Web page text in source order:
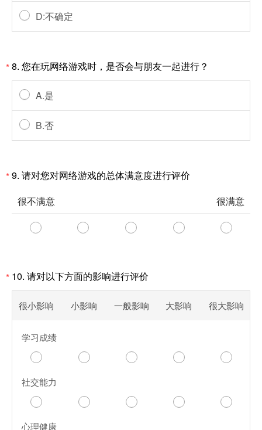
D:不确定
*8. 您在玩网络游戏时，是否会与朋友一起进行？
A.是
B.否
*9. 请对您对网络游戏的总体满意度进行评价
很不满意
很满意
* 10. 请对以下方面的影响进行评价
很小影响 小影响 一般影响 大影响 很大影响
学习成绩
社交能力
心理健康